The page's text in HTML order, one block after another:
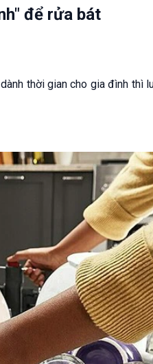
để rửa bát
thời gian cho gia đình thì